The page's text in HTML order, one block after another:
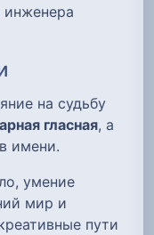
инженера
на судьбу
гласная, а
в имени.
умение
мир и
пути